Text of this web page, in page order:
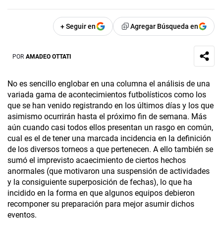
+ Seguir en Agregar Búsqueda en
POR AMADEO OTTATI
No es sencillo englobar en una columna el análisis de una
variada gama de acontecimientos futbolísticos como los
que se han venido registrando en los últimos días y los que
asimismo ocurrirán hasta el próximo fin de semana. Más
aún cuando casi todos ellos presentan un rasgo en común,
cual es el de tener una marcada incidencia en la definición
de los diversos torneos a que pertenecen. A ello también se
sumó el imprevisto acaecimiento de ciertos hechos
anormales (que motivaron una suspensión de actividades
y la consiguiente superposición de fechas), lo que ha
incidido en la forma en que algunos equipos debieron
recomponer su preparación para mejor asumir dichos
eventos.